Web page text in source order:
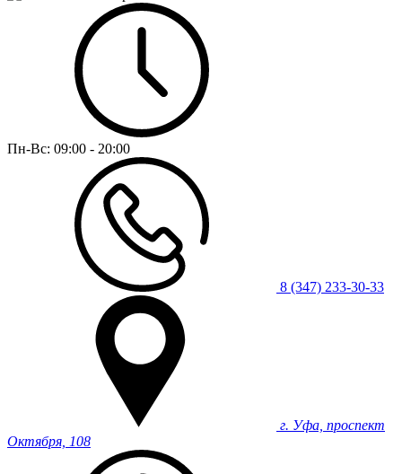
Пн-Вс: 09:00 - 20:00
8 (347) 233-30-33
г. Уфа, проспект
Октября, 108